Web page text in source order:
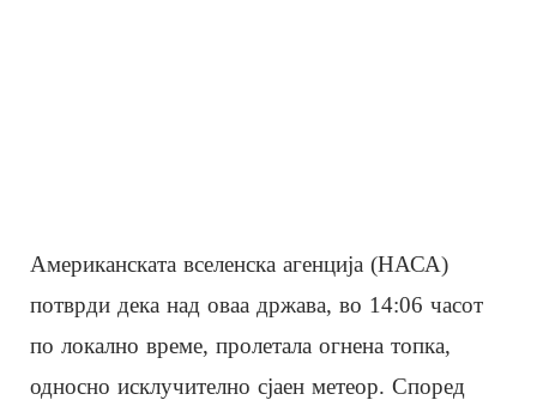
Американската вселенска агенција (НАСА)
потврди дека над оваа држава, во 14:06 часот
по локално време, пролетала огнена топка,
односно исклучително сјаен метеор. Според